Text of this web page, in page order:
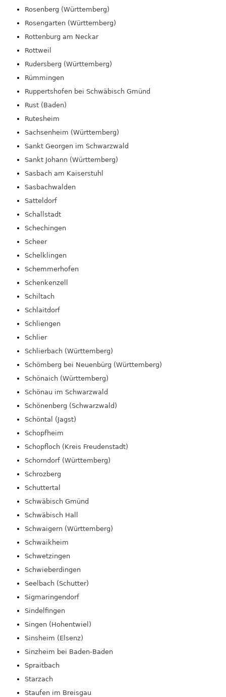
Rosenberg (Württemberg)
Rosengarten (Württemberg)
Rottenburg am Neckar
Rottweil
Rudersberg (Württemberg)
Rümmingen
Ruppertshofen bei Schwäbisch Gmünd
Rust (Baden)
Rutesheim
Sachsenheim (Württemberg)
Sankt Georgen im Schwarzwald
Sankt Johann (Württemberg)
Sasbach am Kaiserstuhl
Sasbachwalden
Satteldorf
Schallstadt
Schechingen
Scheer
Schelklingen
Schemmerhofen
Schenkenzell
Schiltach
Schlaitdorf
Schliengen
Schlier
Schlierbach (Württemberg)
Schömberg bei Neuenbürg (Württemberg)
Schönaich (Württemberg)
Schönau im Schwarzwald
Schönenberg (Schwarzwald)
Schöntal (Jagst)
Schopfheim
Schopfloch (Kreis Freudenstadt)
Schorndorf (Württemberg)
Schrozberg
Schuttertal
Schwäbisch Gmünd
Schwäbisch Hall
Schwaigern (Württemberg)
Schwaikheim
Schwetzingen
Schwieberdingen
Seelbach (Schutter)
Sigmaringendorf
Sindelfingen
Singen (Hohentwiel)
Sinsheim (Elsenz)
Sinzheim bei Baden-Baden
Spraitbach
Starzach
Staufen im Breisgau